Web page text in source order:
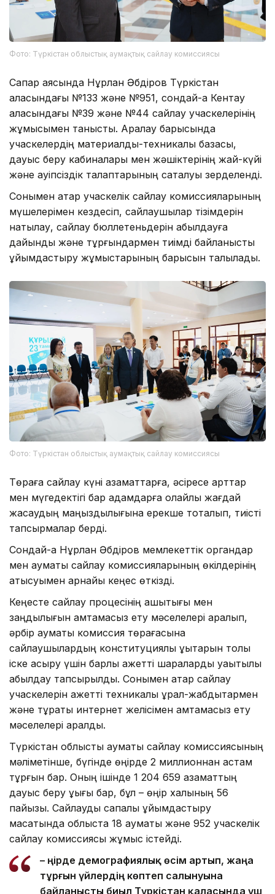
Фото: Түркістан облыстық аумақтық сайлау комиссиясы
Сапар аясында Нұрлан Әбдіров Түркістан
қаласындағы №133 және №951, сондай-ақ Кентау
қаласындағы №39 және №44 сайлау учаскелерінің
жұмысымен танысты. Аралау барысында
учаскелердің материалдық-техникалық базасы,
дауыс беру кабиналары мен жәшіктерінің жай-күйі
және қауіпсіздік талаптарының сақталуы зерделенді.
Сонымен қатар учаскелік сайлау комиссияларының
мүшелерімен кездесіп, сайлаушылар тізімдерін
нақтылау, сайлау бюллетеньдерін қабылдауға
дайындық және тұрғындармен тиімді байланысты
ұйымдастыру жұмыстарының барысын талқылады.
Фото: Түркістан облыстық аумақтық сайлау комиссиясы
Төраға сайлау күні азаматтарға, әсіресе қарттар
мен мүгедектігі бар адамдарға қолайлы жағдай
жасаудың маңыздылығына ерекше тоқталып, тиісті
тапсырмалар берді.
Сондай-ақ Нұрлан Әбдіров мемлекеттік органдар
мен аумақтық сайлау комиссияларының өкілдерінің
қатысуымен арнайы кеңес өткізді.
Кеңесте сайлау процесінің ашықтығы мен
заңдылығын қамтамасыз ету мәселелері қаралып,
әрбір аумақтық комиссия төрағасына
сайлаушылардың конституциялық құқықтарын толық
іске асыру үшін барлық қажетті шараларды уақытылы
қабылдау тапсырылды. Сонымен қатар сайлау
учаскелерін қажетті техникалық құрал-жабдықтармен
және тұрақты интернет желісімен қамтамасыз ету
мәселелері қаралды.
Түркістан облыстық аумақтық сайлау комиссиясының
мәліметінше, бүгінде өңірде 2 миллионнан астам
тұрғын бар. Оның ішінде 1 204 659 азаматтың
дауыс беру құқығы бар, бұл – өңір халқының 56
пайызы. Сайлауды сапалы ұйымдастыру
мақсатында облыста 18 аумақтық және 952 учаскелік
сайлау комиссиясы жұмыс істейді.
– Өңірде демографиялық өсім артып, жаңа
тұрғын үйлердің көптеп салынуына
байланысты биыл Түркістан қаласында үш